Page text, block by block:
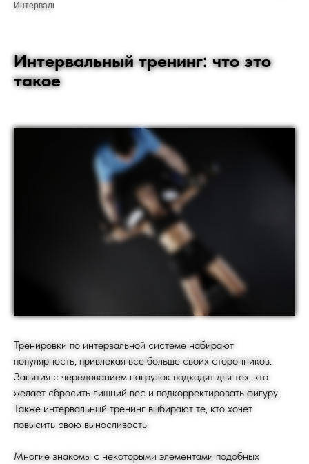
Интервальные тренировки
Интервальный тренинг: что это
такое
Тренировки по интервальной системе набирают
популярность, привлекая все больше своих сторонников.
Занятия с чередованием нагрузок подходят для тех, кто
желает сбросить лишний вес и подкорректировать фигуру.
Также интервальный тренинг выбирают те, кто хочет
повысить свою выносливость.
Многие знакомы с некоторыми элементами подобных